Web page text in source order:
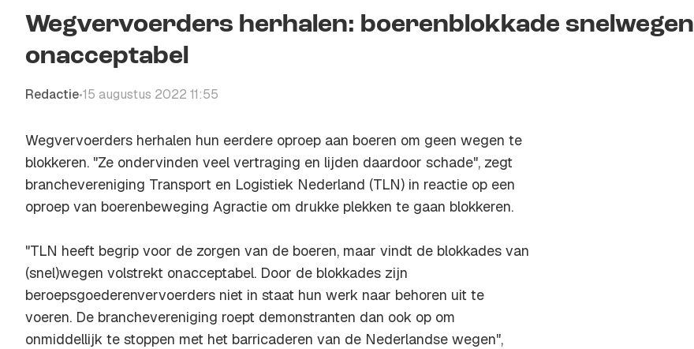
Wegvervoerders herhalen: boerenblokkade snelwegen
onacceptabel
Redactie•15 augustus 2022 11:55
Wegvervoerders herhalen hun eerdere oproep aan boeren om geen wegen te
blokkeren. "Ze ondervinden veel vertraging en lijden daardoor schade", zegt
branchevereniging Transport en Logistiek Nederland (TLN) in reactie op een
oproep van boerenbeweging Agractie om drukke plekken te gaan blokkeren.
"TLN heeft begrip voor de zorgen van de boeren, maar vindt de blokkades van
(snel)wegen volstrekt onacceptabel. Door de blokkades zijn
beroepsgoederenvervoerders niet in staat hun werk naar behoren uit te
voeren. De branchevereniging roept demonstranten dan ook op om
onmiddellijk te stoppen met het barricaderen van de Nederlandse wegen",